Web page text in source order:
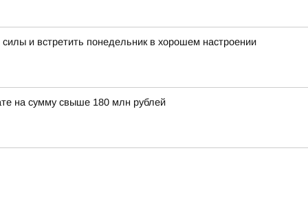
и встретить понедельник в хорошем настроении
на сумму свыше 180 млн рублей